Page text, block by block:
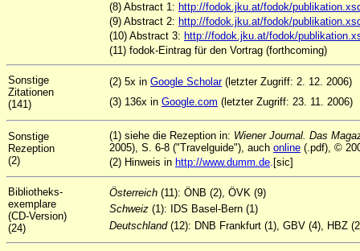
(8) Abstract 1: http://fodok.jku.at/fodok/
(9) Abstract 2: http://fodok.jku.at/fodok/
(10) Abstract 3: http://fodok.jku.at/fodok/
(11) fodok-Eintrag für den Vortrag (forthcoming)
Sonstige
Zitationen
(141)
(2) 5x in Google Scholar(letzter Zugriff: 2. 12. 2006)
(3) 136x in Google.com (letzter Zugriff: 23. 11. 2006)
Sonstige
Rezeption
(2)
(1) siehe die Rezeption in: Wiener Journal. Das
2005), S. 6-8 ("Travelguide"), auch online (.pdf), ©
(2) Hinweis in http://www.dumm.de. [sic]
Bibliotheks-
exemplare
(CD-Version)
(24)
Österreich (11): ÖNB (2), ÖVK (9)
Schweiz (1): IDS Basel-Bern (1)
Deutschland(12): DNB Frankfurt (1), GBV (4), HBZ